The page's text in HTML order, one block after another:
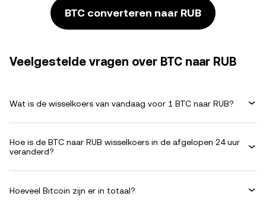
BTC converteren naar RUB
Veelgestelde vragen over BTC naar RUB
Wat is de wisselkoers van vandaag voor 1 BTC naar RUB?
Hoe is de BTC naar RUB wisselkoers in de afgelopen 24 uur
veranderd?
Hoeveel Bitcoin zijn er in totaal?